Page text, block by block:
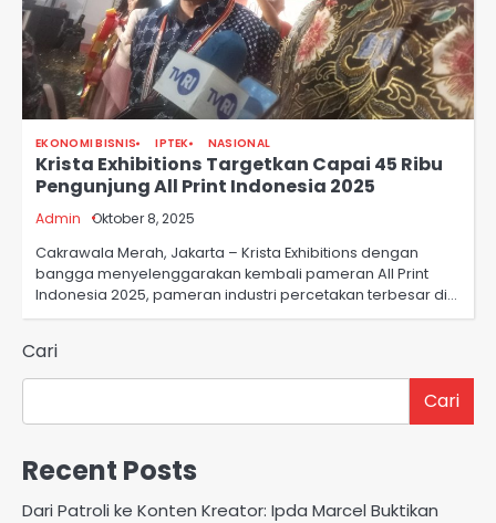
EKONOMI BISNIS IPTEK NASIONAL
Krista Exhibitions Targetkan Capai 45 Ribu
Pengunjung All Print Indonesia 2025
Admin Oktober 8, 2025
Cakrawala Merah, Jakarta – Krista Exhibitions dengan
bangga menyelenggarakan kembali pameran All Print
Indonesia 2025, pameran industri percetakan terbesar di…
Cari
Cari
Recent Posts
Dari Patroli ke Konten Kreator: Ipda Marcel Buktikan